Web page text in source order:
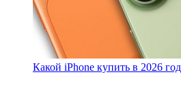
Какой iPhone купить в 2026